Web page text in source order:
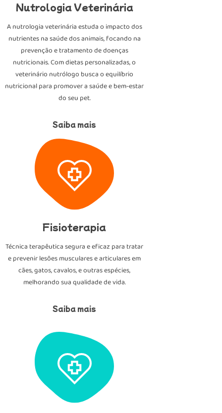
Nutrologia Veterinária
A nutrologia veterinária estuda o impacto dos
nutrientes na saúde dos animais, focando na
prevenção e tratamento de doenças
nutricionais. Com dietas personalizadas, o
veterinário nutrólogo busca o equilíbrio
nutricional para promover a saúde e bem-estar
do seu pet.
Saiba mais
Fisioterapia
Técnica terapêutica segura e eficaz para tratar
e prevenir lesões musculares e articulares em
cães, gatos, cavalos, e outras espécies,
melhorando sua qualidade de vida.
Saiba mais